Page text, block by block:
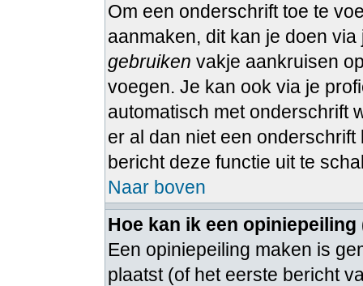
Om een onderschrift toe te
aanmaken, dit kan je doen
gebruiken vakje aankruisen
voegen. Je kan ook via je
automatisch met onderschrift
er al dan niet een
bericht deze functie uit te
Naar boven
Hoe kan ik een
Een opiniepeiling maken is
plaatst (of het eerste bericht